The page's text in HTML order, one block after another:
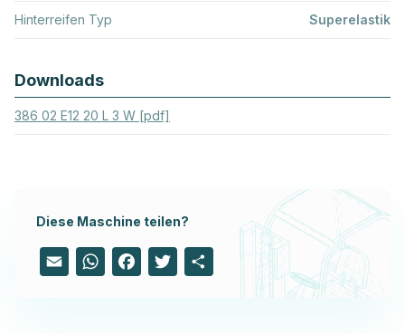
Hinterreifen Typ Superelastik
Downloads
386 02 E12 20 L 3 W [pdf]
Diese Maschine teilen?
Email WhatsAppFacebook
Twitter